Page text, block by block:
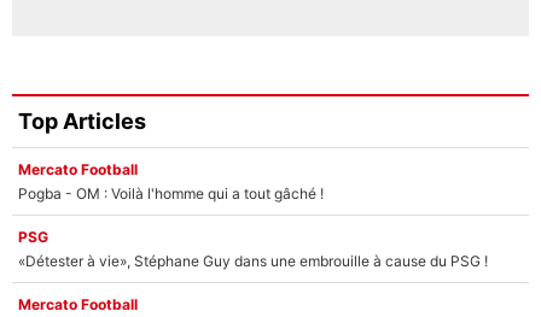
Top Articles
Mercato Football
Pogba - OM : Voilà l'homme qui a tout gâché !
PSG
«Détester à vie», Stéphane Guy dans une embrouille à cause du PSG !
Mercato Football